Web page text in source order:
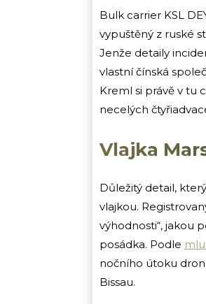
pocítila. Zatím jde
Systém, ne výjimka
KSL DEYANG
poškodily civilní
Libérie i Nauru:
– dvě
4. března–
14. dubna–
27. dubna– loď
Ukrajinský
53 zemí. Čínský
export do Číny v
Co si Moskva
Peking nebude
summitu.
přehodnocení
zázemí. Jeden
opakovaných
posádkou a
nemůže.
Dron Šahed stojí
procent
Bulk carrier KSL
vypuštěný z ruské
Jenže detaily
vlastní čínská
Kreml si právě v tu
necelých
Vlajka
Důležitý detail,
vlajkou.
výhodnosti“, jakou
posádka. Podle
nočního útoku
Bissau.